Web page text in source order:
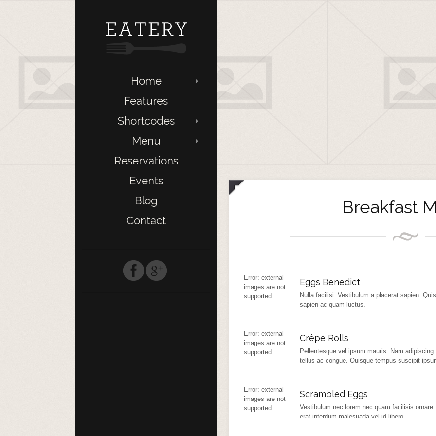
Home
Features
Shortcodes
Menu
Reservations
Events
Blog
Contact
Breakfast
Error: external
images are not
supported.
Eggs Benedict
Nulla facilisi. Vestibulum a placerat sapien.
sapien ac quam luctus.
Error: external
images are not
supported.
Crêpe Rolls
Pellentesque vel ipsum mauris. Nam
tellus ac congue. Quisque tempus suscipit
Error: external
images are not
supported.
Scrambled Eggs
Vestibulum nec lorem nec quam facilisis
erat interdum malesuada vel id libero.